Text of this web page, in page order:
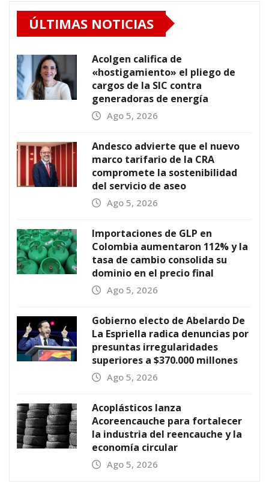
ÚLTIMAS NOTICIAS
Acolgen califica de
«hostigamiento» el pliego de
cargos de la SIC contra
generadoras de energía
Ago 5, 2026
Andesco advierte que el nuevo
marco tarifario de la CRA
compromete la sostenibilidad
del servicio de aseo
Ago 5, 2026
Importaciones de GLP en
Colombia aumentaron 112% y la
tasa de cambio consolida su
dominio en el precio final
Ago 5, 2026
Gobierno electo de Abelardo De
La Espriella radica denuncias por
presuntas irregularidades
superiores a $370.000 millones
Ago 5, 2026
Acoplásticos lanza
Acoreencauche para fortalecer
la industria del reencauche y la
economía circular
Ago 5, 2026